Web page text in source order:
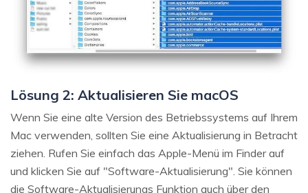
Lösung 2: Aktualisieren Sie macOS
Wenn Sie eine alte Version des Betriebssystems auf Ihrem
Mac verwenden, sollten Sie eine Aktualisierung in Betracht
ziehen. Rufen Sie einfach das Apple-Menü im Finder auf
und klicken Sie auf "Software-Aktualisierung". Sie können
die Software-Aktualisierungs Funktion auch über den